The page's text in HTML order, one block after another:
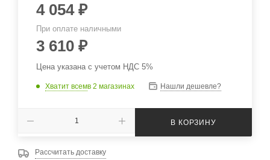
4 054₽
При оплате наличными
3 610 ₽
Цена указана с учетом НДС 5%
Хватит всемв 2 магазинах Нашли дешевле?
В КОРЗИНУ
Рассчитать доставку